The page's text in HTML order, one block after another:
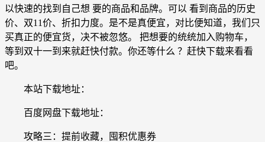
以快速的找到自己想 要的商品和品牌。可以 看到商品的历史
价、双11价、折扣力度。是不是真便宜，对比便知道，我们只
买真正的便宜货，决不被忽悠。 把想要的统统加入购物车，
等到双十一到来就赶快付款。你还等什么 ？赶快下载来看看
吧。
本站下载地址：
百度网盘下载地址：
攻略三：提前收藏，囤积优惠券